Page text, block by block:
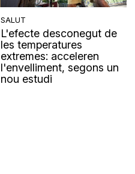
SALUT
L'efecte desconegut de
les temperatures
extremes: acceleren
l'envelliment, segons un
nou estudi